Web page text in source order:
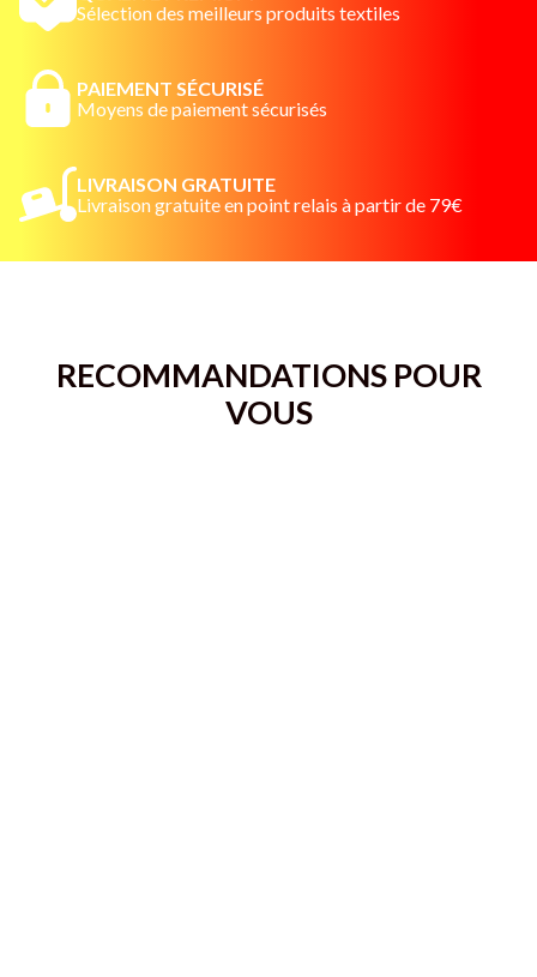
Sélection des meilleurs produits textiles
PAIEMENT SÉCURISÉ
Moyens de paiement sécurisés
LIVRAISON GRATUITE
Livraison gratuite en point relais à partir de 79€
RECOMMANDATIONS POUR
VOUS